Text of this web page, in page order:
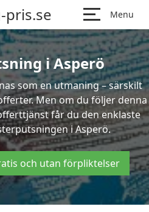
pris.se Menu
i Asperö
som en utmaning – särskilt
Men om du följer denna
får du den enklaste
i Asperö.
och utan förpliktelser